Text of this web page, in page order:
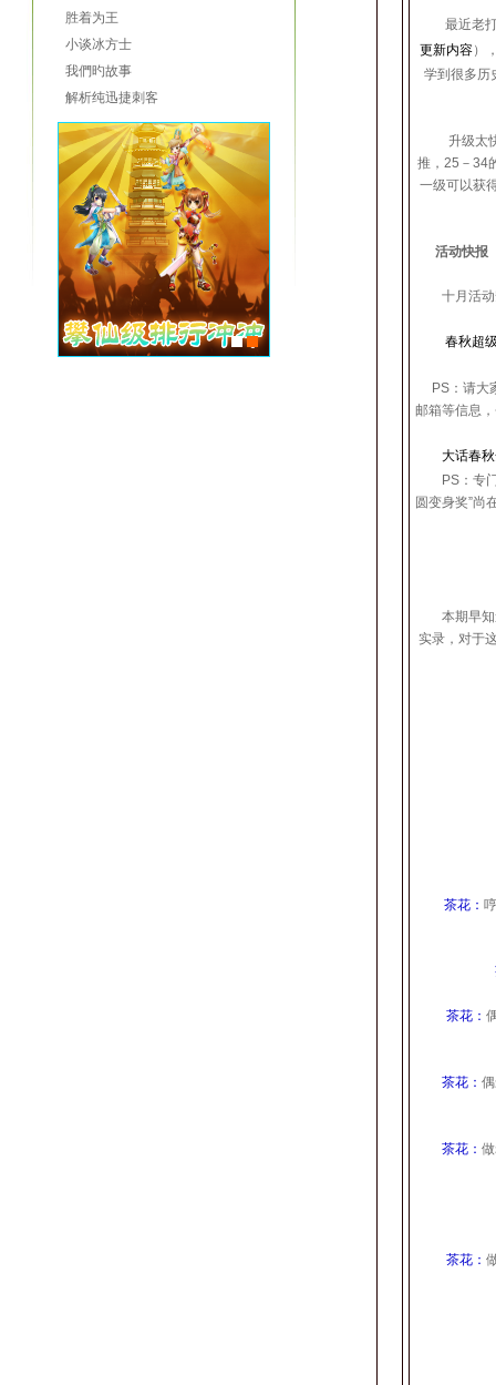
胜着为王
小谈冰方士
我們旳故事
解析纯迅捷刺客
最近老打
更新内容）
学到很多历
升级太快
推，25－34
一级可以获
活动快报
十月活
春秋超
PS：请大
邮箱等信息
大话春
PS：专门
圆变身奖”尚
本期早知道
实录，对于
茶花：
茶花：
茶花：
茶花：
茶花：